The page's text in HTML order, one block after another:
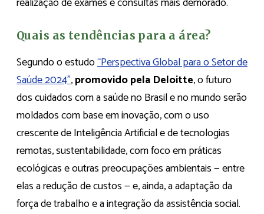
Quais as tendências para a área?
Segundo o estudo“Perspectiva Global para o Setor de
Saúde 2024”,promovido pela Deloitte, o futuro
dos cuidados com a saúde no Brasil e no mundo serão
moldados com base em inovação, com o uso
crescente de Inteligência Artificial e de tecnologias
remotas, sustentabilidade, com foco em práticas
ecológicas e outras preocupações ambientais — entre
elas a redução de custos — e, ainda, a adaptação da
força de trabalho e a integração da assistência social.